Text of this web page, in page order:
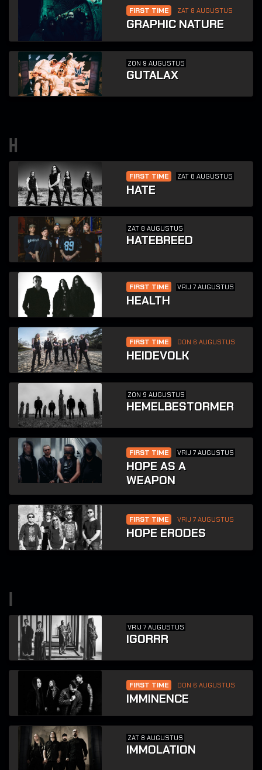
FIRST TIME ZAT 8 AUGUSTUS
GRAPHIC NATURE
ZON 9 AUGUSTUS
GUTALAX
h
FIRST TIME ZAT 8 AUGUSTUS
HATE
ZAT 8 AUGUSTUS
HATEBREED
FIRST TIME VRIJ 7 AUGUSTUS
HEALTH
FIRST TIME DON 6 AUGUSTUS
HEIDEVOLK
ZON 9 AUGUSTUS
HEMELBESTORMER
FIRST TIME VRIJ 7 AUGUSTUS
HOPE AS A
WEAPON
FIRST TIME VRIJ 7 AUGUSTUS
HOPE ERODES
VRIJ 7 AUGUSTUS
IGORRR
FIRST TIME DON 6 AUGUSTUS
IMMINENCE
ZAT 8 AUGUSTUS
IMMOLATION